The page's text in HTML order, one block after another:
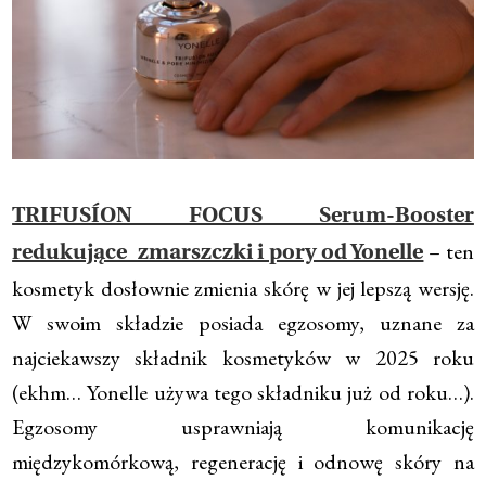
TRIFUSÍON FOCUS Serum-­Booster
redukujące zmarszczki i pory od Yonelle – ten
kosmetyk dosłownie zmienia skórę w jej lepszą wersję.
W swoim składzie posiada egzosomy, uznane za
najciekawszy składnik kosmetyków w 2025 roku
(ekhm… Yonelle używa tego składniku już od roku…).
Egzosomy usprawniają komunikację
międzykomórkową, regenerację i odnowę skóry na